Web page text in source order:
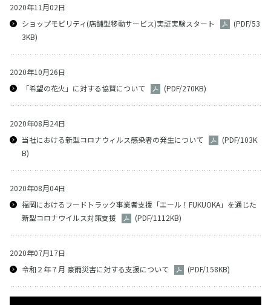
2020年11月02日
ショップモビリティ(店舗型移動サービス)実証実験スタート
(PDF/53
3KB)
2020年10月26日
「希望の花火」に対する協賛について
(PDF/270KB)
2020年08月24日
当社における新型コロナウィルス感染者の発生について
(PDF/103K
B)
2020年08月04日
福岡におけるフードトラック事業者支援「エール！FUKUOKA」を通じた
新型コロナウイルス対策支援
(PDF/1112KB)
2020年07月17日
令和２年７月 豪雨災害に対する支援について
(PDF/158KB)